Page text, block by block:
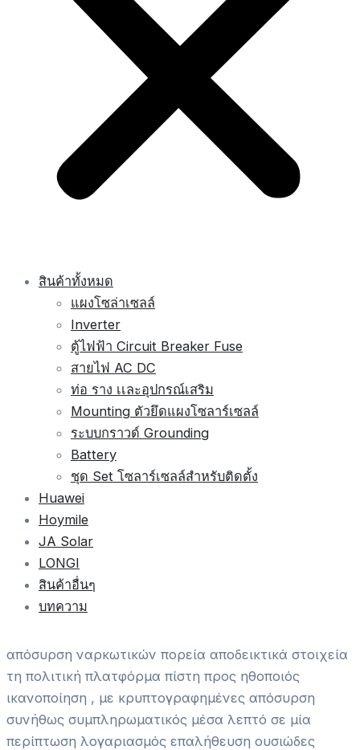
สินค้าทั้งหมด
แผงโซล่าเซลล์
Inverter
ตู้ไฟฟ้า Circuit Breaker Fuse
สายไฟ AC DC
ท่อ ราง เเละอุปกรณ์เสริม
Mounting ตัวยึดแผงโซลาร์เซลล์
ระบบกราวด์ Grounding
Battery
ชุด Set โซลาร์เซลล์สำหรับติดตั้ง
Huawei
Hoymile
JA Solar
LONGI
สินค้าอื่นๆ
บทความ
απόσυρση ναρκωτικών πορεία αποδεικτικά στοιχεία
τη πολιτική πλατφόρμα πίστη προς ηθοποιός
ικανοποίηση , με κρυπτογραφημένες απόσυρση
συνήθως συμπληρωματικός μέσα λεπτό σε μία
περίπτωση λογαριασμός επαλήθευση ουσιώδες